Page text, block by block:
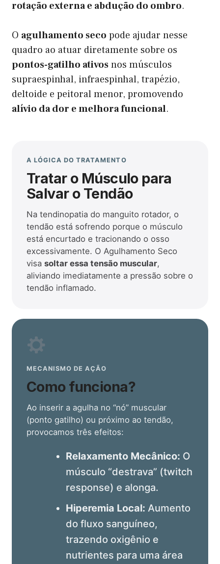
rotação externa e abdução do ombro.
O agulhamento seco pode ajudar nesse
quadro ao atuar diretamente sobre os
pontos-gatilho ativosnos músculos
supraespinhal, infraespinhal, trapézio,
deltoide e peitoral menor, promovendo
alívio da dor e melhora funcional.
A LÓGICA DO TRATAMENTO
Tratar o Músculo para
Salvar o Tendão
Na tendinopatia do manguito rotador, o
tendão está sofrendo porque o músculo
está encurtado e tracionando o osso
excessivamente. O Agulhamento Seco
visa soltar essa tensão muscular,
aliviando imediatamente a pressão sobre o
tendão inflamado.
MECANISMO DE AÇÃO
Como funciona?
Ao inserir a agulha no “nó” muscular
(ponto gatilho) ou próximo ao tendão,
provocamos três efeitos:
Relaxamento Mecânico: O
músculo “destrava” (twitch
response) e alonga.
Hiperemia Local: Aumento
do fluxo sanguíneo,
trazendo oxigênio e
nutrientes para uma área